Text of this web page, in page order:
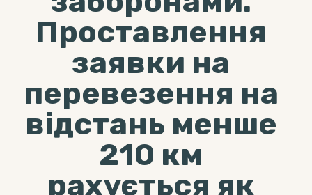
Проставлення
заявки на
перевезення на
відстань менше
210 км
рахується як